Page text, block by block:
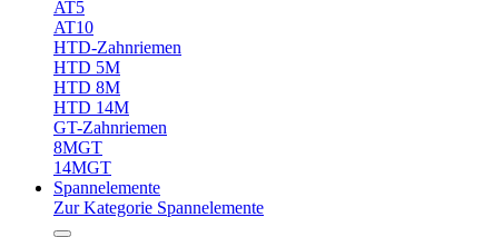
AT5
AT10
HTD-Zahnriemen
HTD 5M
HTD 8M
HTD 14M
GT-Zahnriemen
8MGT
14MGT
Spannelemente
Zur Kategorie Spannelemente